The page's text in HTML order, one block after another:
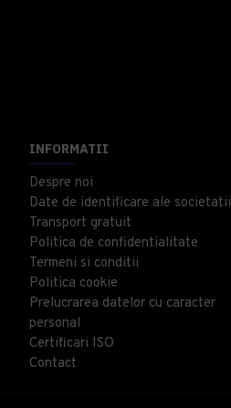
INFORMATII
Despre noi
Date de identificare ale societatii
Transport gratuit
Politica de confidentialitate
Termeni si conditii
Politica cookie
Prelucrarea datelor cu caracter
personal
Certificari ISO
Contact